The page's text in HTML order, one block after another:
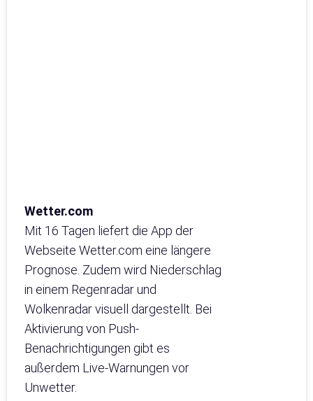
Wetter.com
Mit 16 Tagen liefert die App der
Webseite Wetter.com eine längere
Prognose. Zudem wird Niederschlag
in einem Regenradar und
Wolkenradar visuell dargestellt. Bei
Aktivierung von Push-
Benachrichtigungen gibt es
außerdem Live-Warnungen vor
Unwetter.